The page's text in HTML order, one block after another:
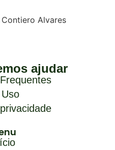
Alvares
ajudar